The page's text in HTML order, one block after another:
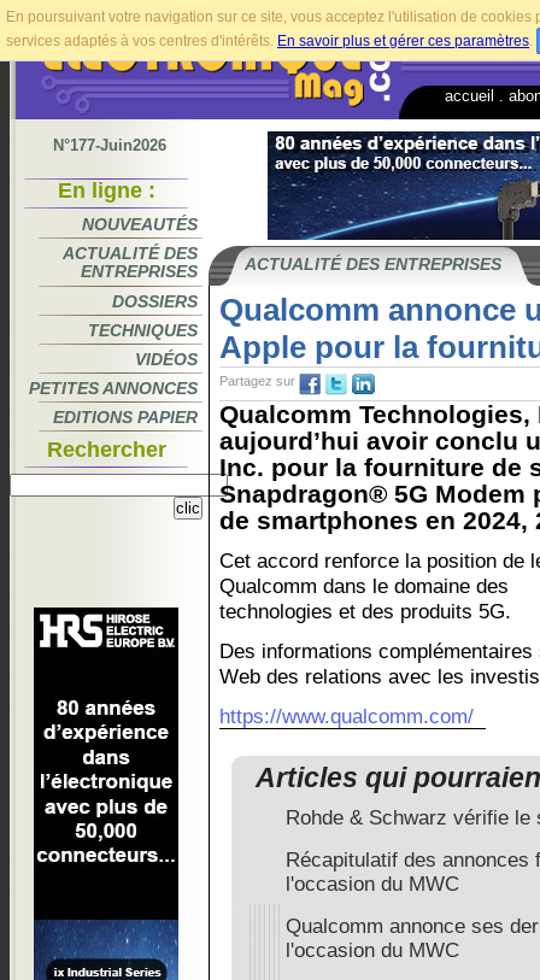
En poursuivant votre navigation sur ce site, vous acceptez l'utilisation de
services adaptés à vos centres d'intérêts. En savoir plus et gérer ces paramètres.
accueil
N°177-Juin2026
En ligne :
NOUVEAUTÉS
ACTUALITÉ DES
ENTREPRISES
DOSSIERS
TECHNIQUES
VIDÉOS
PETITES ANNONCES
EDITIONS PAPIER
Rechercher
ACTUALITÉ DES ENTREPRISES
Qualcomm annonce
Apple pour la
Partagez sur
Qualcomm Technologies,
aujourd’hui avoir conclu
Inc. pour la fourniture de
Snapdragon® 5G Modem
de smartphones en 2024,
Cet accord renforce la position de
Qualcomm dans le domaine des
technologies et des produits 5G.
Des informations
Web des relations avec les
https://www.qualcomm.com/
Articles qui
Rohde & Schwarz vérifie le
Récapitulatif des annonces
l'occasion du MWC
Qualcomm annonce ses
l'occasion du MWC